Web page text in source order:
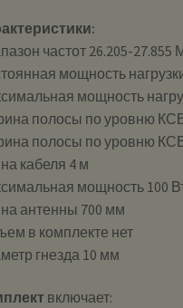
частот 26.205-
мощность
мощность
полосы по уровню КСВ
полосы по уровню КСВ
кабеля 4 м
мощность 100
антенны 700 мм
в комплекте нет
гнезда 10 мм
включает: